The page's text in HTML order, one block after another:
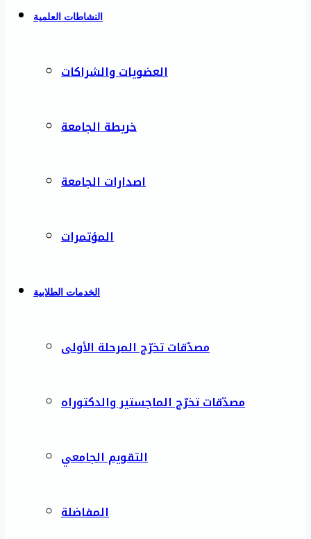
النشاطات العلمية
العضويات والشراكات
خريطة الجامعة
اصدارات الجامعة
المؤتمرات
الخدمات الطلابية
مصدّقات تخرّج المرحلة الأولى
مصدّقات تخرّج الماجستير والدكتوراه
التقويم الجامعي
المفاضلة